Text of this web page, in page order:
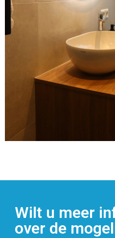
Wilt u meer
over de